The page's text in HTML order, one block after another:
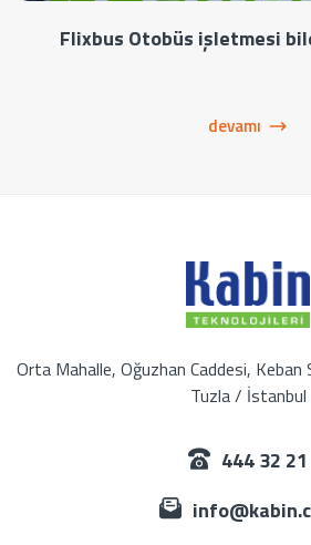
Flixbus Otobüs işletmesi
devamı
Orta Mahalle, Oğuzhan Caddesi, Keban
Tuzla / İstanbul
444 32 21